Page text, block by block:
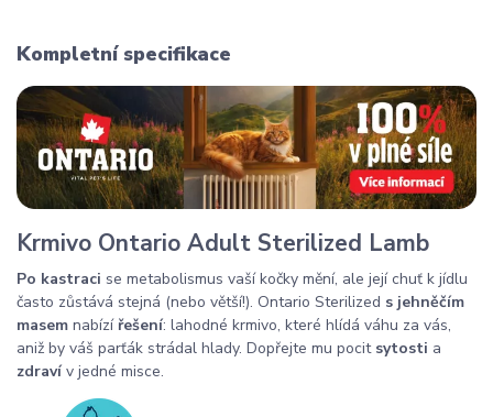
Kompletní specifikace
Krmivo Ontario Adult Sterilized Lamb
Po kastraci se metabolismus vaší kočky mění, ale její chuť k jídlu
často zůstává stejná (nebo větší!). Ontario Sterilized s jehněčím
masem nabízí řešení: lahodné krmivo, které hlídá váhu za vás,
aniž by váš parťák strádal hlady. Dopřejte mu pocit sytosti a
zdravív jedné misce.